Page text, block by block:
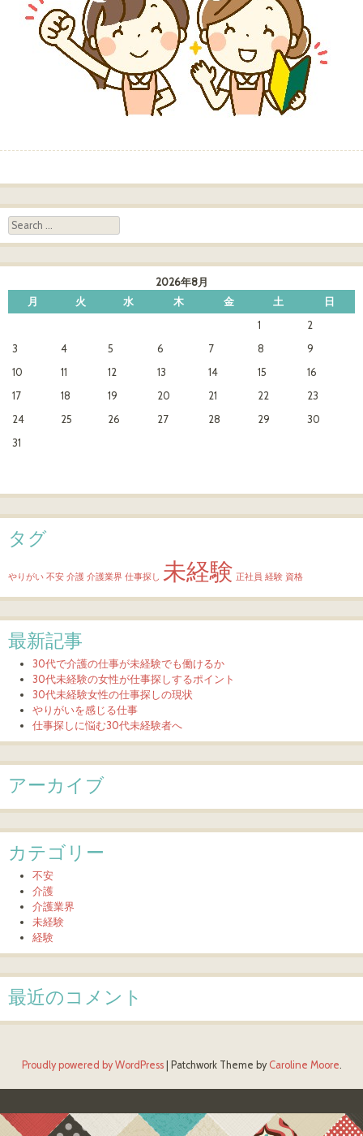
Post navigation
Search
2026年8月
月
火 水 木 金 土
日
1
2
3
4 5 6 7 8
9
10
11 12 13 14 15
16
17
18 19 20 21 22
23
24
25 26 27 28 29
30
31
タグ
やりがい 不安 介護 介護業界 仕事探し 未経験 正社員 経験 資格
最新記事
30代で介護の仕事が未経験でも働けるか
30代未経験の女性が仕事探しするポイント
30代未経験女性の仕事探しの現状
やりがいを感じる仕事
仕事探しに悩む30代未経験者へ
アーカイブ
カテゴリー
不安
介護
介護業界
未経験
経験
最近のコメント
Proudly powered by WordPress | Patchwork Theme by Caroline Moore